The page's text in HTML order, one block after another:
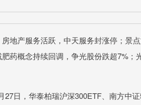
产服务活跃，中天服务封涨停；景
药概念持续回调，争光股份跌超7%；
日，华泰柏瑞沪深300ETF、南方中证